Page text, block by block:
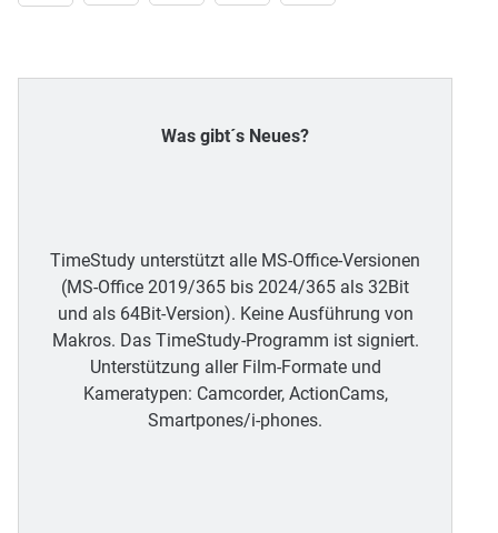
Was gibt´s Neues?
TimeStudy unterstützt alle MS-Office-Versionen
(MS-Office 2019/365 bis 2024/365 als 32Bit
und als 64Bit-Version). Keine Ausführung von
Makros. Das TimeStudy-Programm ist signiert.
Unterstützung aller Film-Formate und
Kameratypen: Camcorder, ActionCams,
Smartpones/i-phones.